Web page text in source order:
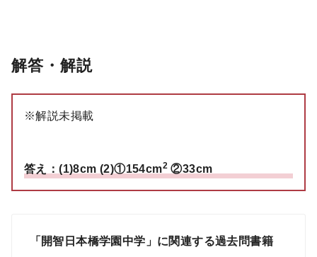
解答・解説
※解説未掲載
答え：(1)8cm (2)①154cm2 ②33cm
「開智日本橋学園中学」に関連する過去問書籍